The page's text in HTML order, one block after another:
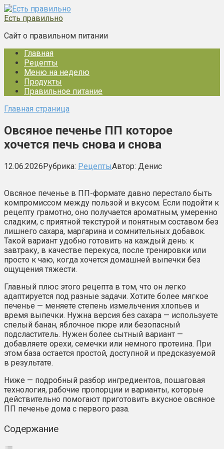
Перейти
к
Есть правильно
Сайт о правильном питании
Главная
Рецепты
Меню на неделю
Продукты
Правильное питание
Главная страница
Овсяное печенье ПП которое
хочется печь снова и снова
12.06.2026Рубрика: РецептыАвтор: Денис
Овсяное печенье в ПП-формате давно перестало быть
компромиссом между пользой и вкусом. Если подойти к
рецепту грамотно, оно получается ароматным, умеренно
сладким, с приятной текстурой и понятным составом без
лишнего сахара, маргарина и сомнительных добавок.
Такой вариант удобно готовить на каждый день: к
завтраку, в качестве перекуса, после тренировки или
просто к чаю, когда хочется домашней выпечки без
ощущения тяжести.
Главный плюс этого рецепта в том, что он легко
адаптируется под разные задачи. Хотите более мягкое
печенье — меняете степень измельчения хлопьев и
время выпечки. Нужна версия без сахара — используете
спелый банан, яблочное пюре или безопасный
подсластитель. Нужен более сытный вариант —
добавляете орехи, семечки или немного протеина. При
этом база остается простой, доступной и предсказуемой
в результате.
Ниже — подробный разбор ингредиентов, пошаговая
технология, рабочие пропорции и варианты, которые
действительно помогают приготовить вкусное овсяное
ПП печенье дома с первого раза.
Содержание